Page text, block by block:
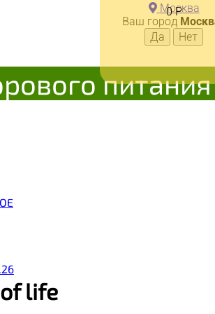
0Р
Москва
Ваш город
питания
life